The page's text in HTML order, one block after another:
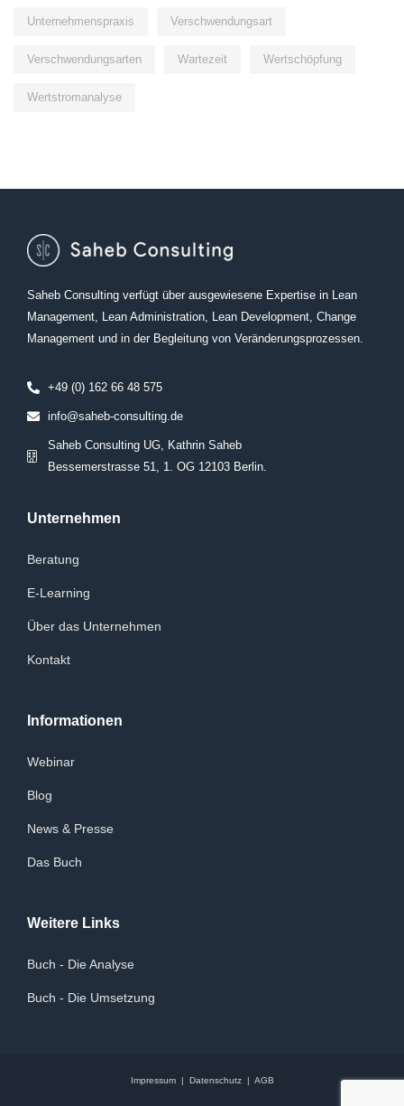
Unternehmenspraxis Verschwendungsart
Verschwendungsarten Wartezeit Wertschöpfung
Wertstromanalyse
Saheb Consulting verfügt über ausgewiesene Expertise in Lean
Management, Lean Administration, Lean Development, Change
Management und in der Begleitung von Veränderungsprozessen.
+49 (0) 162 66 48 575
info@saheb-consulting.de
Saheb Consulting UG, Kathrin Saheb
Bessemerstrasse 51, 1. OG 12103 Berlin.
Unternehmen
Beratung
E-Learning
Über das Unternehmen
Kontakt
Informationen
Webinar
Blog
News & Presse
Das Buch
Weitere Links
Buch - Die Analyse
Buch - Die Umsetzung
Impressum| Datenschutz| AGB